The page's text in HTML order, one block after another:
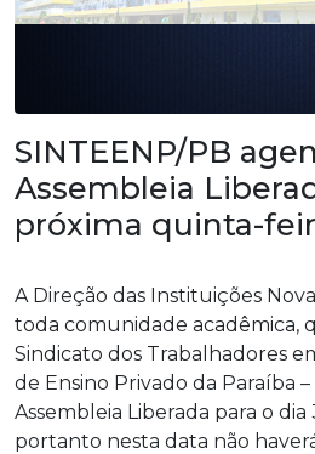
SINTEENP/PB
Assembleia
próxima quinta-
A Direção das Instituições
toda comunidade acadêmica,
Sindicato dos Trabalhadores
de Ensino Privado da Paraíba
Assembleia Liberada para o
portanto nesta data não